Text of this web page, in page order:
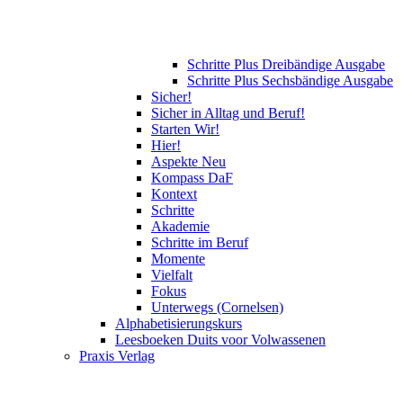
Schritte Plus Dreibändige Ausgabe
Schritte Plus Sechsbändige Ausgabe
Sicher!
Sicher in Alltag und Beruf!
Starten Wir!
Hier!
Aspekte Neu
Kompass DaF
Kontext
Schritte
Akademie
Schritte im Beruf
Momente
Vielfalt
Fokus
Unterwegs (Cornelsen)
Alphabetisierungskurs
Leesboeken Duits voor Volwassenen
Praxis Verlag